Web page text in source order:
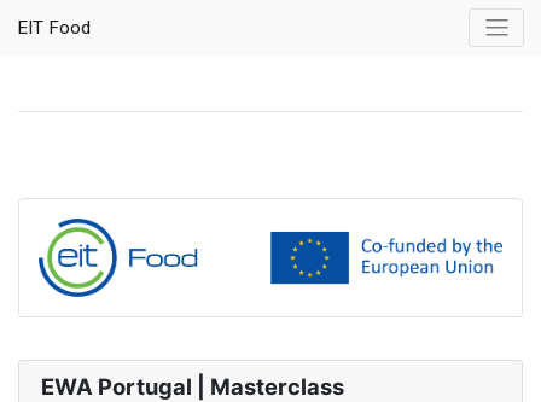
EIT Food
EWA Portugal | Masterclass